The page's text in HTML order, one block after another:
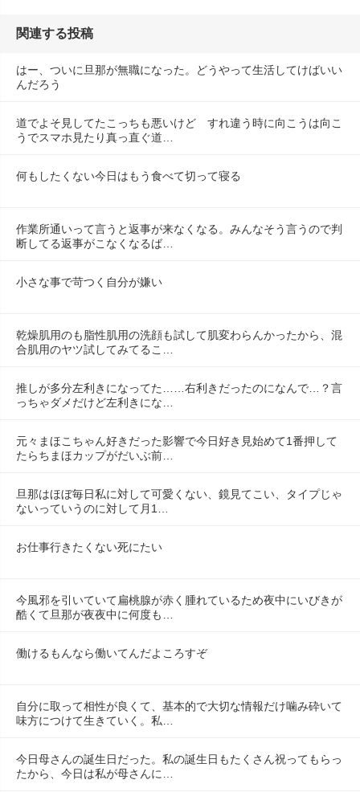
関連する投稿
はー、ついに旦那が無職になった。どうやって生活してけばいい
んだろう
道でよそ見してたこっちも悪いけど　すれ違う時に向こうは向こ
うでスマホ見たり真っ直ぐ道…
何もしたくない今日はもう食べて切って寝る
作業所通いって言うと返事が来なくなる。みんなそう言うので判
断してる返事がこなくなるば…
小さな事で苛つく自分が嫌い
乾燥肌用のも脂性肌用の洗顔も試して肌変わらんかったから、混
合肌用のヤツ試してみてるこ…
推しが多分左利きになってた……右利きだったのになんで…？言
っちゃダメだけど左利きにな…
元々まほこちゃん好きだった影響で今日好き見始めて1番押して
たらちまほカップがだいぶ前…
旦那はほぼ毎日私に対して可愛くない、鏡見てこい、タイプじゃ
ないっていうのに対して月1…
お仕事行きたくない死にたい
今風邪を引いていて扁桃腺が赤く腫れているため夜中にいびきが
酷くて旦那が夜夜中に何度も…
働けるもんなら働いてんだよころすぞ
自分に取って相性が良くて、基本的で大切な情報だけ噛み砕いて
味方につけて生きていく。私…
今日母さんの誕生日だった。私の誕生日もたくさん祝ってもらっ
たから、今日は私が母さんに…